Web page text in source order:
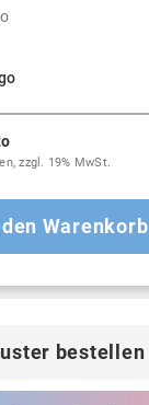
zzgl. 19% MwSt.
Warenkorb
bestellen